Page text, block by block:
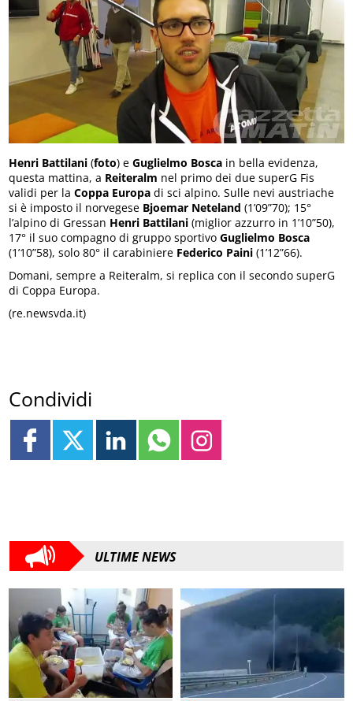
Henri Battilani (foto) eGuglielmo Bosca in bella evidenza,
questa mattina, a Reiteralm nel primo dei due superG Fis
validi per laCoppa Europa di sci alpino. Sulle nevi austriache
si è imposto il norvegese Bjoemar Neteland (1’09”70); 15°
l’alpino di Gressan Henri Battilani (miglior azzurro in 1’10”50),
17° il suo compagno di gruppo sportivoGuglielmo Bosca
(1’10”58), solo 80° il carabiniere Federico Paini (1’12”66).
Domani, sempre a Reiteralm, si replica con il secondo superG
di Coppa Europa.
(re.newsvda.it)
Condividi
ULTIME NEWS